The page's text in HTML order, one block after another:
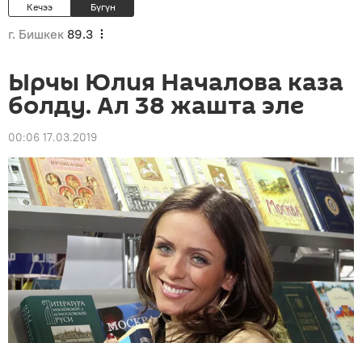
Кечээ Бүгүн
г. Бишкек 89.3
Ырчы Юлия Началова каза
болду. Ал 38 жашта эле
00:06 17.03.2019